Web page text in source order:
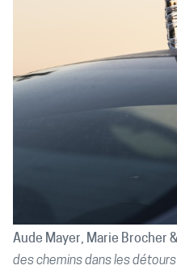
Aude Mayer Marie Brocher
des chemins dans les détours